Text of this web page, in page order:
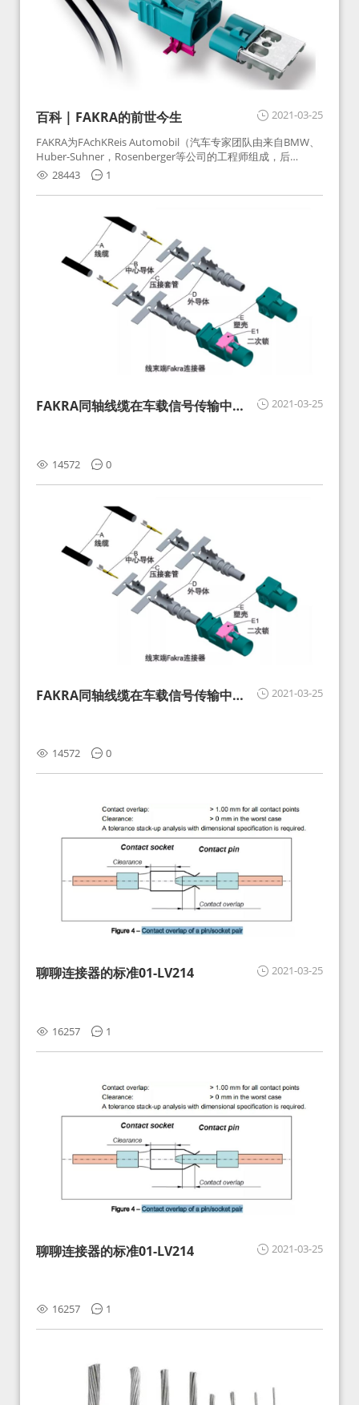
2021-03-25
百科 | FAKRA的前世今生
FAKRA为FAchKReis Automobil（汽车专家团队由来自BMW、
Huber-Suhner，Rosenberger等公司的工程师组成，后
Huber-Suhner相关连接器业务及技术在2010年并入
Rosenberger）缩写。起初为BMW需求用于车载收音机天线连
接，如今FAKRA已成为汽车行业通用标准的射频连接器，被业
28443 1
2021-03-25
FAKRA同轴线缆在车载信号传输中的
14572 0
2021-03-25
FAKRA同轴线缆在车载信号传输中的
14572 0
2021-03-25
聊聊连接器的标准01-LV214
16257 1
2021-03-25
聊聊连接器的标准01-LV214
16257 1